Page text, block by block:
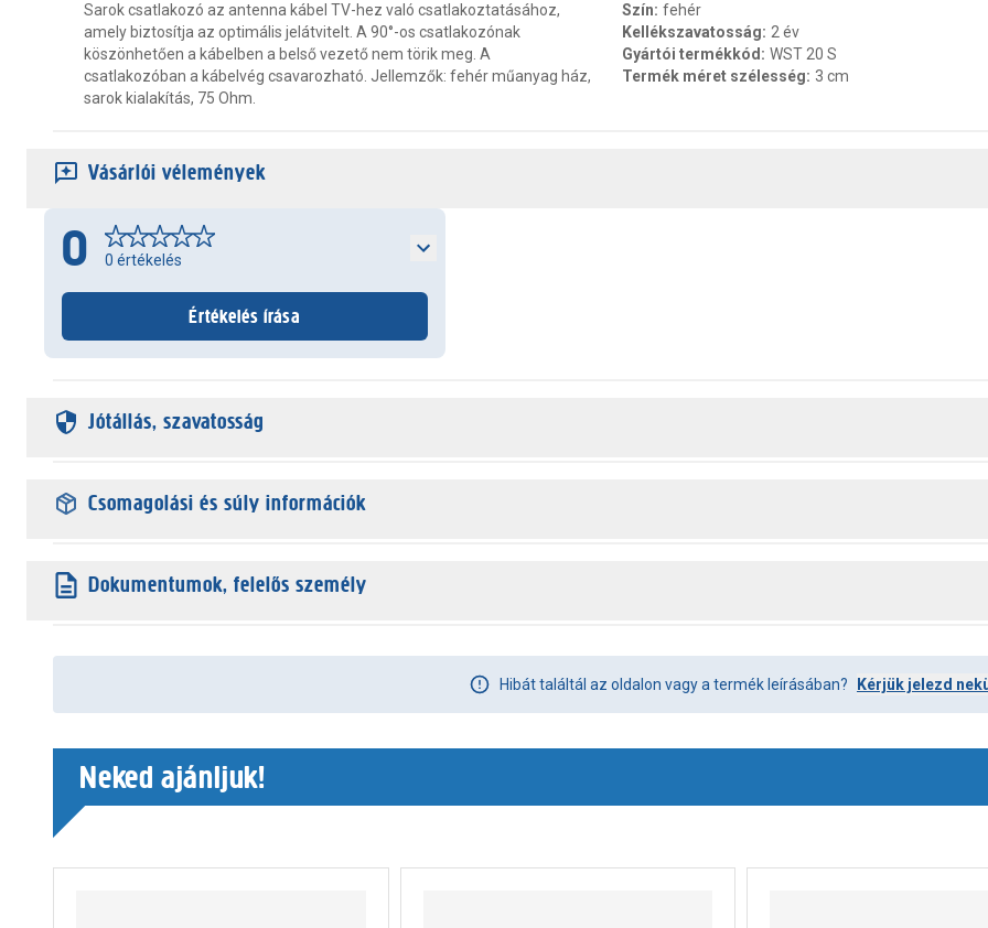
Sarok csatlakozó az antenna kábel TV-hez való csatlakoztatásához,
amely biztosítja az optimális jelátvitelt. A 90°-os csatlakozónak
köszönhetően a kábelben a belső vezető nem törik meg. A
csatlakozóban a kábelvég csavarozható. Jellemzők: fehér műanyag ház,
sarok kialakítás, 75 Ohm.
Szín: fehér
Kellékszavatosság: 2 év
Gyártói termékkód : WST 20 S
Termék méret szélesség: 3 cm
Vásárlói vélemények
0 0 értékelés
Értékelés írása
Jótállás, szavatosság
Csomagolási és súly információk
Dokumentumok, felelős személy
Hibát találtál az oldalon vagy a termék leírásában? Kérjük jelezd
Neked ajánljuk!